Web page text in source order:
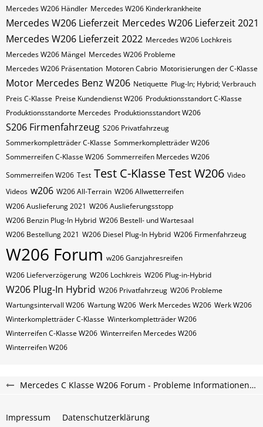
Mercedes W206 Händler Mercedes W206 Kinderkrankheite
Mercedes W206 Lieferzeit Mercedes W206 Lieferzeit 2021
Mercedes W206 Lieferzeit 2022 Mercedes W206 Lochkreis
Mercedes W206 Mängel Mercedes W206 Probleme
Mercedes W206 Präsentation Motoren Cabrio Motorisierungen der C-Klasse
Motor Mercedes Benz W206 Netiquette Plug-In; Hybrid; Verbrauch
Preis C-Klasse Preise Kundendienst W206 Produktionsstandort C-Klasse
Produktionsstandorte Mercedes Produktionsstandort W206
S206 Firmenfahrzeug S206 Privatfahrzeug
Sommerkompletträder C-Klasse Sommerkompletträder W206
Sommerreifen C-Klasse W206 Sommerreifen Mercedes W206
Sommerreifen W206 Test Test C-KlasseTest W206 Video
Videos w206 W206 All-Terrain W206 Allwetterreifen
W206 Auslieferung 2021 W206 Auslieferungsstopp
W206 Benzin Plug-In Hybrid W206 Bestell- und Wartesaal
W206 Bestellung 2021 W206 Diesel Plug-In Hybrid W206 Firmenfahrzeug
W206 Forum w206 Ganzjahresreifen
W206 Lieferverzögerung W206 Lochkreis W206 Plug-in-Hybrid
W206 Plug-In Hybrid W206 Privatfahrzeug W206 Probleme
Wartungsintervall W206 Wartung W206 Werk Mercedes W206 Werk W206
Winterkompletträder C-Klasse Winterkompletträder W206
Winterreifen C-Klasse W206 Winterreifen Mercedes W206
Winterreifen W206
Mercedes C Klasse W206 Forum - Probleme Informationen und Erfahrungen
Impressum Datenschutzerklärung